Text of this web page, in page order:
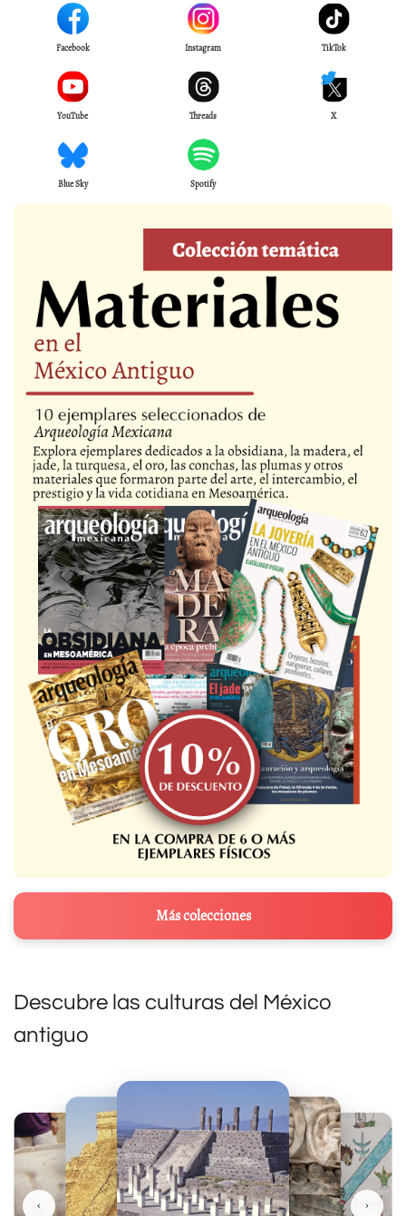
Facebook Instagram TikTok
YouTube Threads X
Blue Sky Spotify
Más colecciones
Descubre las culturas del México
antiguo
‹ ›